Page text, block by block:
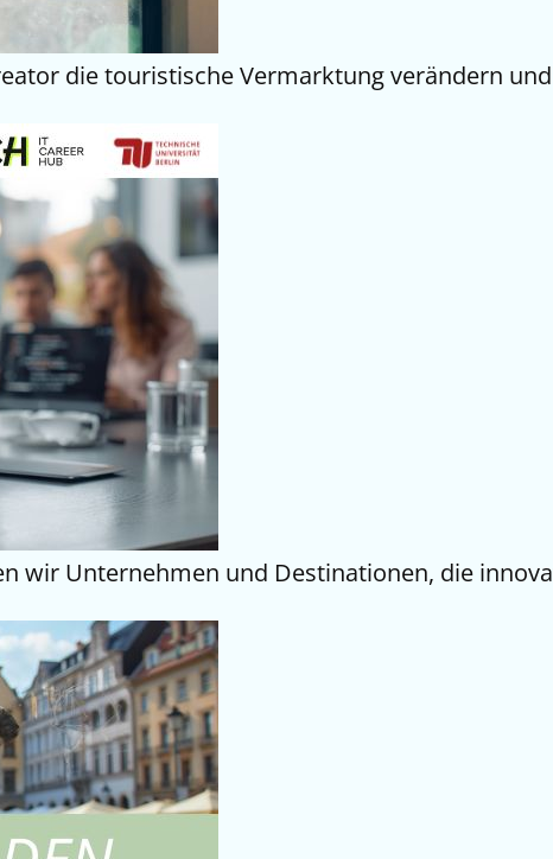
die touristische Vermarktung verändern
wir Unternehmen und Destinationen, die